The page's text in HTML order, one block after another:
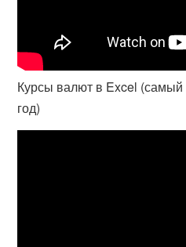
Курсы валют в Excel
год)